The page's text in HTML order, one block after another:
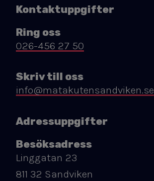
Kontaktuppgifter
Ring oss
026-456 27 50
Skriv till oss
info@matakutensandviken.se
Adressuppgifter
Besöksadress
Linggatan 23
811 32 Sandviken